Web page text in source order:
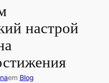
настрой
em Blog